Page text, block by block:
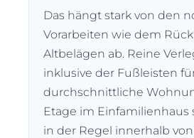
Das hängt stark von den
Vorarbeiten wie dem
Altbelägen ab. Reine
inklusive der Fußleisten
durchschnittliche
Etage im Einfamilienhaus
in der Regel innerhalb von